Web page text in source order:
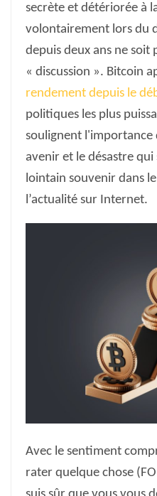
secrète et détériorée à
volontairement lors du
depuis deux ans ne soit
« discussion ». Bitcoin
rendement depuis le
politiques les plus
soulignent l'importance
avenir et le désastre
lointain souvenir dans
l’actualité sur Internet.
Avec le sentiment
rater quelque chose